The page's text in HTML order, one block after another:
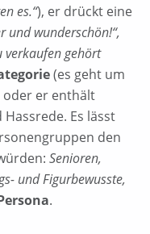
es.“), er drückt eine
und wunderschön!“,
verkaufen gehört
(es geht um
oder er enthält
Es lässt
den
Senioren,
und Figurbewusste,
.